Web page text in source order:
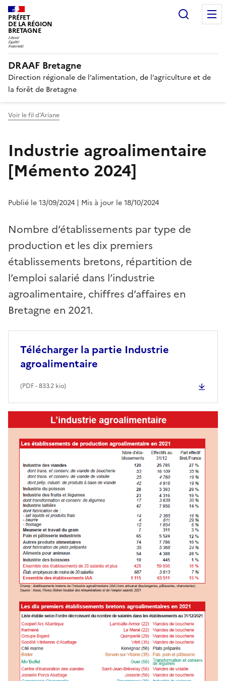
PRÉFET
DE LA RÉGION
BRETAGNE
DRAAF Bretagne
Direction régionale de l’alimentation, de l’agriculture et de
la forêt de Bretagne
Voir le fil d'Ariane
Industrie agroalimentaire
[Mémento 2024]
Publié le 13/09/2024 | Mis à jour le 18/10/2024
Nombre d’établissements par type de
production et les dix premiers
établissements bretons, répartition de
l’emploi salarié dans l’industrie
agroalimentaire, chiffres d’affaires en
Bretagne en 2021.
Télécharger la partie Industrie
agroalimentaire
(PDF- 833.2 kio)